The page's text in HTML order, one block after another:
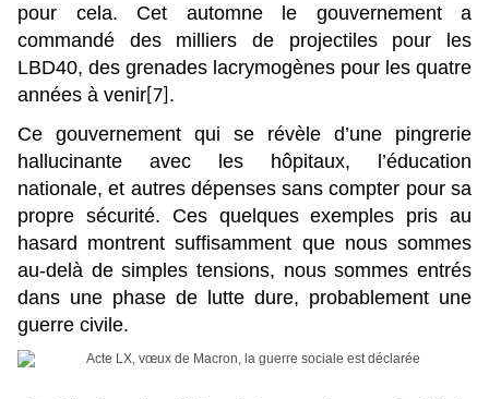
pour cela. Cet automne le gouvernement a
commandé des milliers de projectiles pour les
LBD40, des grenades lacrymogènes pour les quatre
années à venir [7] .
Ce gouvernement qui se révèle d’une pingrerie
hallucinante avec les hôpitaux, l’éducation
nationale, et autres dépenses sans compter pour sa
propre sécurité. Ces quelques exemples pris au
hasard montrent suffisamment que nous sommes
au-delà de simples tensions, nous sommes entrés
dans une phase de lutte dure, probablement une
guerre civile.